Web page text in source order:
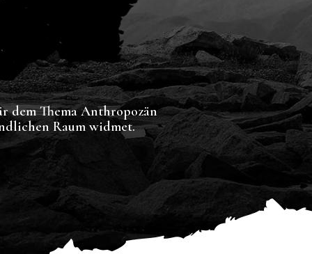
dem Thema Anthropozän
Raum widmet.